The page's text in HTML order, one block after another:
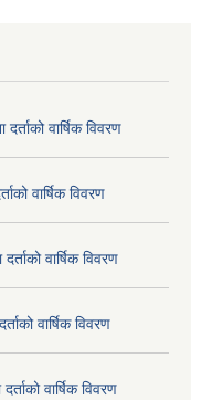
वार्षिक विवरण
वार्षिक विवरण
वार्षिक विवरण
वार्षिक विवरण
वार्षिक विवरण